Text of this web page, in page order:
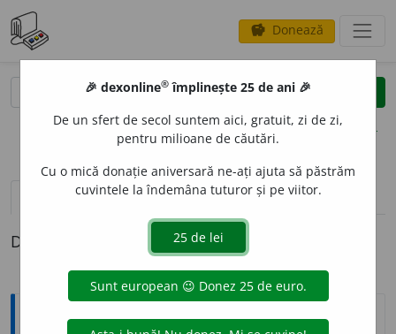
savings Donează
clear
opțiuni
definiții (1) pronunțievolume_up (50)
Definiția cu ID-ul 972786:
Sinonime
🎉 dexonline® împlinește 25 de ani 🎉
De un sfert de secol suntem aici, gratuit, zi de zi,
pentru milioane de căutări.
Cu o mică donație aniversară ne-ați ajuta să păstrăm
cuvintele la îndemâna tuturor și pe viitor.